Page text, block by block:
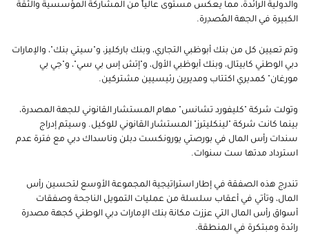
والدولية الرائدة، مما يعكس مستوى عالياً من المشاركة المؤسسية والثقة
الكبيرة في الجهة المُصدِرة.
وتم تعيين كل من بنك أبوظبي التجاري، وبنك باركليز، و"سيتي بنك"، والإمارات
دبي الوطني كابيتال، وبنك أبوظبي الأول، و"إتش إس بي سي"، و"جي بي
مورغان" كمديري اكتتاب ومديرين رئيسيين مشتركين.
وتولت شركة "كليفورد تشانس" مهام المستشار القانوني للجهة المصدرة،
بينما كانت شركة "لينكليترز" المستشار القانوني للوكيل. وسيتم إدراج
سندات رأس المال في بورصتي يورونكست دبلن وناسداك دبي مع فترة عدم
استرداد مدتها ست سنوات.
تندرج هذه الصفقة في إطار استراتيجية المجموعة الأوسع لتحسين رأس
المال، وتأتي في أعقاب سلسلة من عمليات التمويل الناجحة وصفقات
أسواق رأس المال التي عززت مكانة بنك الإمارات دبي الوطني كجهة مصدرة
رائدة ومبتكرة في المنطقة.